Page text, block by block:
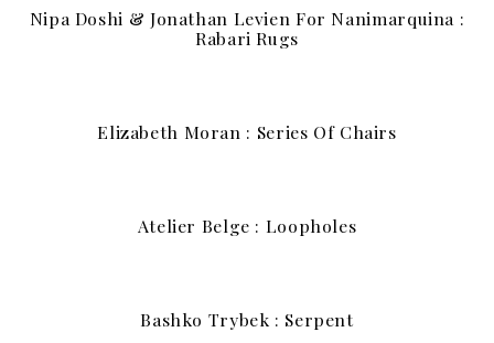
Nipa Doshi & Jonathan Levien For Nanimarquina :
Rabari Rugs
Elizabeth Moran : Series Of Chairs
Atelier Belge : Loopholes
Bashko Trybek : Serpent